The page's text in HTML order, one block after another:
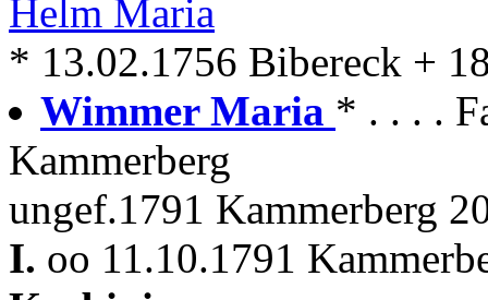
Helm Maria
* 13.02.1756 Bibereck +
Wimmer Maria * . . . .
Kammerberg
ungef.1791 Kammerberg
I. oo 11.10.1791